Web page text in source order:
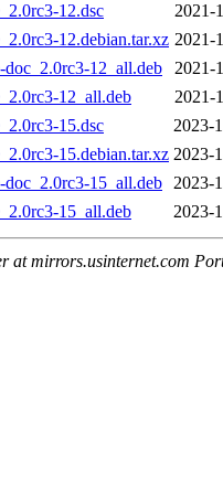
12.dsc
2021-
12.debian.tar.xz 2021-
doc_2.0rc3-12_all.deb
2021-
12_all.deb
2021-
15.dsc
2023-
15.debian.tar.xz 2023-
doc_2.0rc3-15_all.deb 2023-
15_all.deb
2023-
at mirrors.usinternet.com